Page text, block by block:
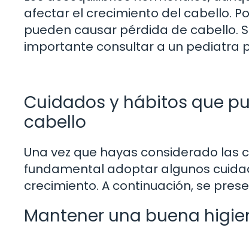
afectar el crecimiento del cabello.
pueden causar pérdida de cabello.
importante consultar a un pediatra
Cuidados y hábitos que
cabello
Una vez que hayas considerado
fundamental adoptar algunos
crecimiento. A continuación, se
Mantener una buena